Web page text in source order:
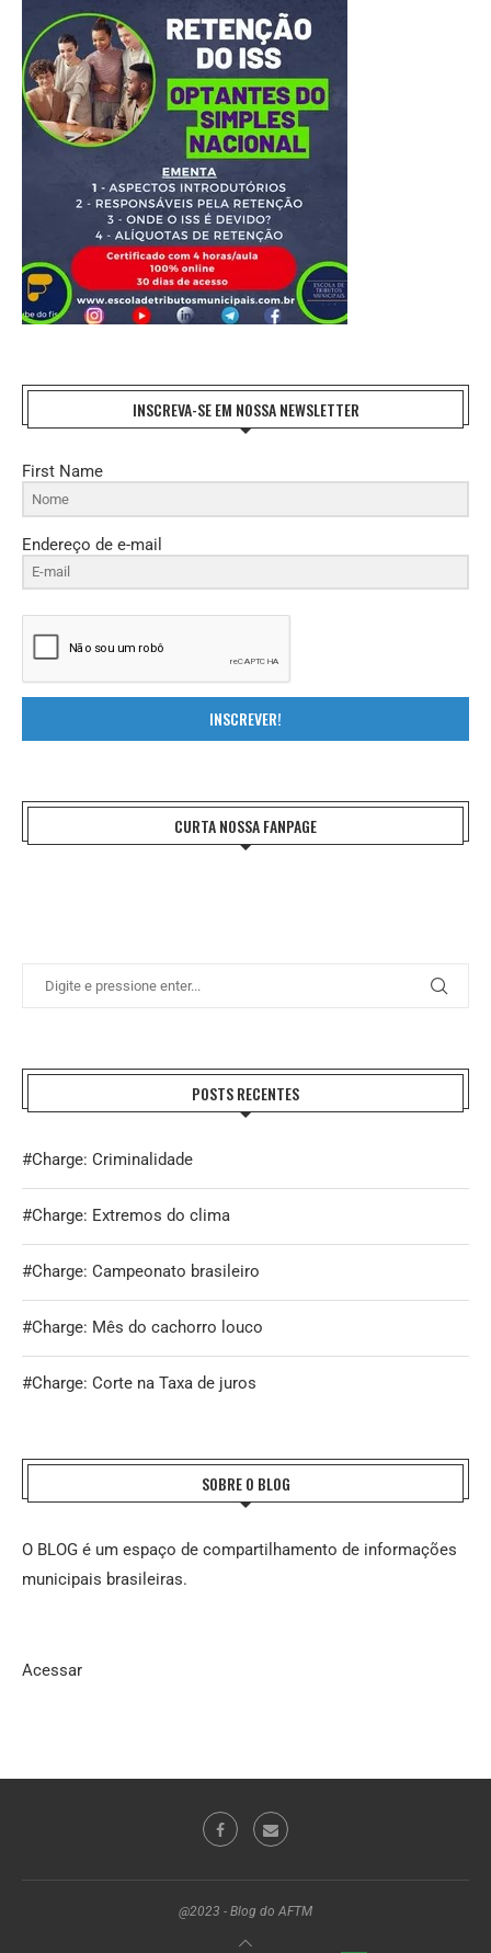
INSCREVA-SE EM NOSSA NEWSLETTER
First Name
Endereço de e-mail
INSCREVER!
CURTA NOSSA FANPAGE
POSTS RECENTES
#Charge: Criminalidade
#Charge: Extremos do clima
#Charge: Campeonato brasileiro
#Charge: Mês do cachorro louco
#Charge: Corte na Taxa de juros
SOBRE O BLOG
O BLOG é um espaço de compartilhamento de informações
municipais brasileiras.
Acessar
@2023 - Blog do AFTM